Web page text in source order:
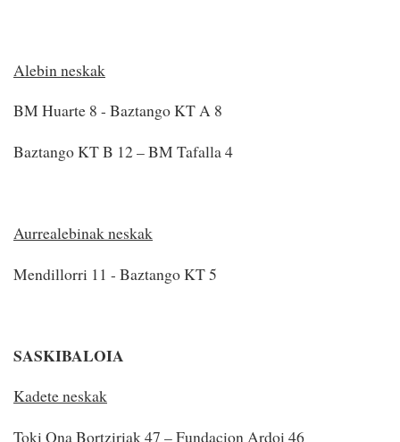
Alebin neskak
BM Huarte 8 - Baztango KT A 8
Baztango KT B 12 – BM Tafalla 4
Aurrealebinak neskak
Mendillorri 11 - Baztango KT 5
SASKIBALOIA
Kadete neskak
Toki Ona Bortziriak 47 – Fundacion Ardoi 46